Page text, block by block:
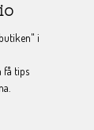
i
få tips